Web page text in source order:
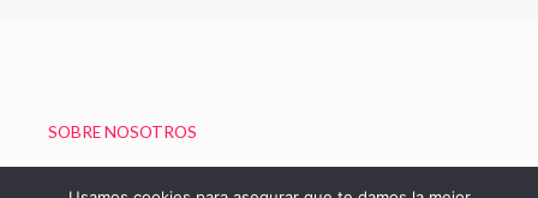
SOBRE NOSOTROS